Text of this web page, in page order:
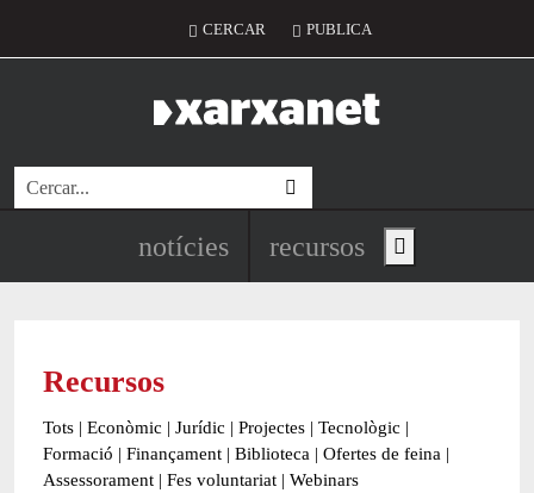
Menú del compte d'usuari
CERCAR PUBLICA
Cerca
Navegació principal de
notícies recursos Show main menu
Recursos
Tots | Econòmic | Jurídic | Projectes | Tecnològic |
Formació | Finançament | Biblioteca | Ofertes de feina |
Assessorament | Fes voluntariat | Webinars